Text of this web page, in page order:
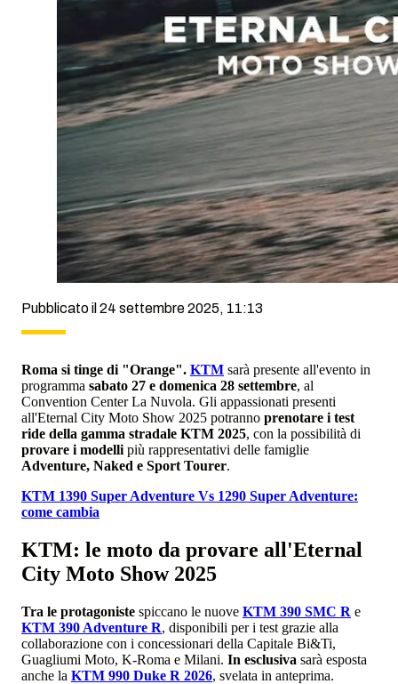
Pubblicato il 24 settembre 2025, 11:13
Roma si tinge di "Orange". KTM sarà presente all'evento in
programma sabato 27 e domenica 28 settembre, al
Convention Center La Nuvola. Gli appassionati presenti
all'Eternal City Moto Show 2025 potranno prenotare i test
ride della gamma stradale KTM 2025, con la possibilità di
provare i modelli più rappresentativi delle famiglie
Adventure, Naked e Sport Tourer.
KTM 1390 Super Adventure Vs 1290 Super Adventure:
come cambia
KTM: le moto da provare all'Eternal
City Moto Show 2025
Tra le protagoniste spiccano le nuove KTM 390 SMC R e
KTM 390 Adventure R, disponibili per i test grazie alla
collaborazione con i concessionari della Capitale Bi&Ti,
Guagliumi Moto, K-Roma e Milani. In esclusiva sarà esposta
anche la KTM 990 Duke R 2026, svelata in anteprima.